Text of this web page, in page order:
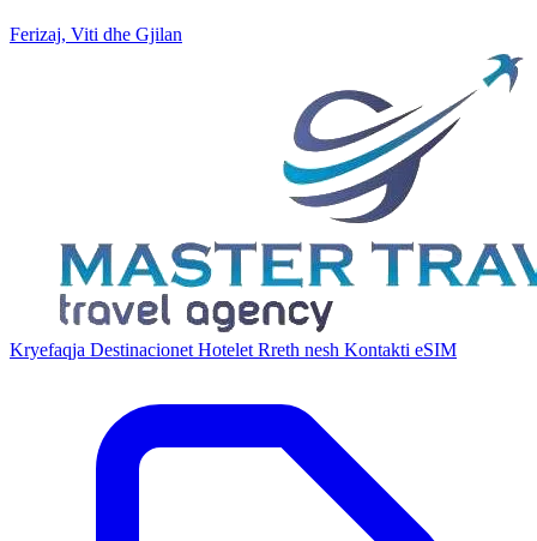
Ferizaj, Viti dhe Gjilan
Kryefaqja Destinacionet Hotelet Rreth nesh Kontakti eSIM